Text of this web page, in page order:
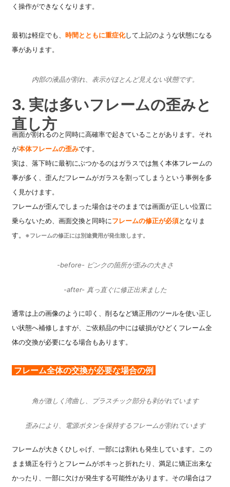
く操作ができなくなります。
最初は軽症でも、時間とともに重症化して上記のような状態になる
事があります。
内部の液晶が割れ、表示がほとんど見えない状態です。
3. 実は多いフレームの歪みと
直し方
画面が割れるのと同時に高確率で起きていることがあります。それ
が本体フレームの歪みです。
実は、落下時に最初にぶつかるのはガラスでは無く本体フレームの
事が多く、歪んだフレームがガラスを割ってしまうという事例を多
く見かけます。
フレームが歪んでしまった場合はそのままでは画面が正しい位置に
乗らないため、画面交換と同時にフレームの修正が必須となりま
す。
※フレームの修正には別途費用が発生致します。
-before- ピンクの箇所が歪みの大きさ
-after- 真っ直ぐに修正出来ました
通常は上の画像のように叩く、削るなど矯正用のツールを使い正し
い状態へ補修しますが、ご依頼品の中には破損がひどくフレーム全
体の交換が必要になる場合もあります。
フレーム全体の交換が必要な場合の例
角が激しく湾曲し、プラスチック部分も剥がれています
歪みにより、電源ボタンを保持するフレームが割れています
フレームが大きくひしゃげ、一部には割れも発生しています。この
まま矯正を行うとフレームがポキっと折れたり、満足に矯正出来な
かったり、一部に欠けが発生する可能性があります。その場合はフ